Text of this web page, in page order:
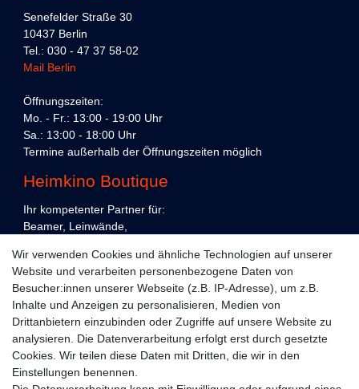
Senefelder Straße 30
10437 Berlin
Tel.: 030 - 47 37 58-02
Mail Berlin
Öffnungszeiten:
Mo. - Fr.: 13:00 - 19:00 Uhr
Sa.: 13:00 - 18:00 Uhr
Termine außerhalb der Öffnungszeiten möglich
Heimkino Boutique
Ihr kompetenter Partner für:
Beamer, Leinwände,
Heimkino und Unterhaltungselektronik,
in Köln und Berlin.
Kundenservice
Planung
Vorführraum
Wir verwenden Cookies und ähnliche Technologien auf unserer
Website und verarbeiten personenbezogene Daten von
Besucher:innen unserer Webseite (z.B. IP-Adresse), um z.B.
Inhalte und Anzeigen zu personalisieren, Medien von
Drittanbietern einzubinden oder Zugriffe auf unsere Website zu
analysieren. Die Datenverarbeitung erfolgt erst durch gesetzte
Cookies. Wir teilen diese Daten mit Dritten, die wir in den
Einstellungen benennen.